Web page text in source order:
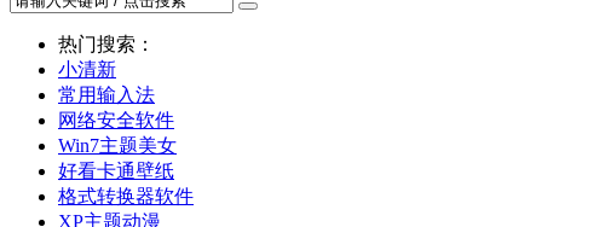
热门搜索：
小清新
常用输入法
网络安全软件
Win7主题美女
好看卡通壁纸
格式转换器软件
XP主题动漫